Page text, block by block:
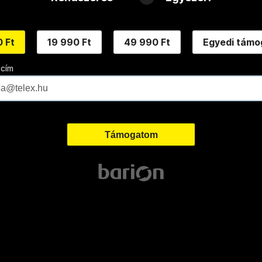
Ft 19 990 Ft 49 990 Ft Egyedi